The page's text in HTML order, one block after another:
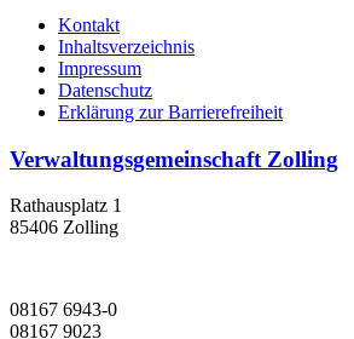
Kontakt
Inhaltsverzeichnis
Impressum
Datenschutz
Erklärung zur Barrierefreiheit
Verwaltungsgemeinschaft Zolling
Rathausplatz 1
85406 Zolling
08167 6943-0
08167 9023